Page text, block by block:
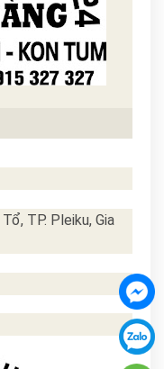
TP. Pleiku, Gia